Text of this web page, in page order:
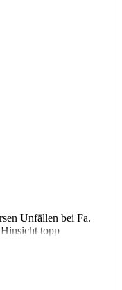
Unfällen bei Fa.
topp